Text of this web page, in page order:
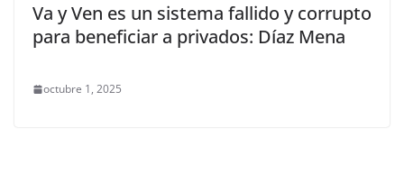
Va y Ven es un sistema fallido y corrupto
para beneficiar a privados: Díaz Mena
octubre 1, 2025